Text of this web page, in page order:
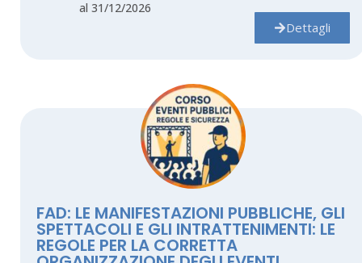
al 31/12/2026
Dettagli
FAD: LE MANIFESTAZIONI PUBBLICHE, GLI
SPETTACOLI E GLI INTRATTENIMENTI: LE
REGOLE PER LA CORRETTA